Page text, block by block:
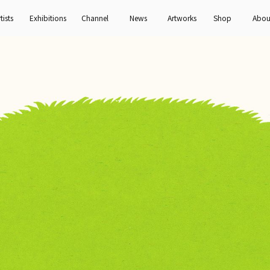
Exhibitions Channel News Artworks Shop